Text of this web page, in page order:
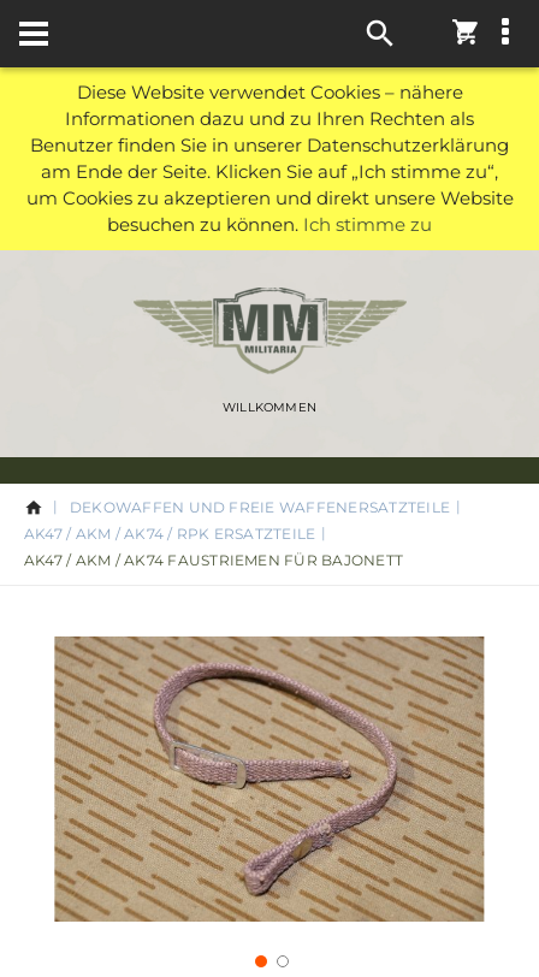
Diese Website verwendet Cookies – nähere
Informationen dazu und zu Ihren Rechten als
Benutzer finden Sie in unserer Datenschutzerklärung
am Ende der Seite. Klicken Sie auf „Ich stimme zu“,
um Cookies zu akzeptieren und direkt unsere Website
besuchen zu können. Ich stimme zu
WILLKOMMEN
0
DEKOWAFFEN UND FREIE WAFFENERSATZTEILE
AK47 / AKM / AK74 / RPK ERSATZTEILE
AK47 / AKM / AK74 FAUSTRIEMEN FÜR BAJONETT